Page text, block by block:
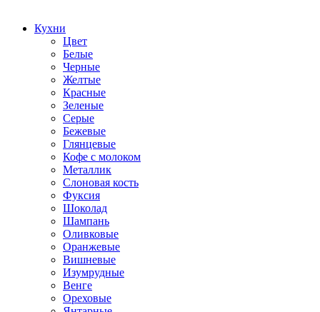
Кухни
Цвет
Белые
Черные
Желтые
Красные
Зеленые
Серые
Бежевые
Глянцевые
Кофе с молоком
Металлик
Слоновая кость
Фуксия
Шоколад
Шампань
Оливковые
Оранжевые
Вишневые
Изумрудные
Венге
Ореховые